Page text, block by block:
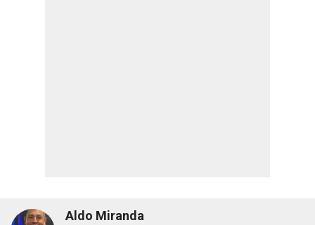
Aldo Miranda